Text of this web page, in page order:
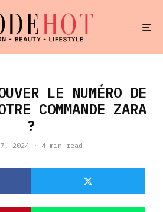
LE NUMÉRO DE
COMMANDE ZARA
?
2024 · 4 min read